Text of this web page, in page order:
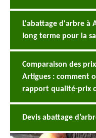
L'abattage d'arbre à
long terme pour la
Comparaison des
Artigues : comment
rapport qualité-prix
Devis abattage